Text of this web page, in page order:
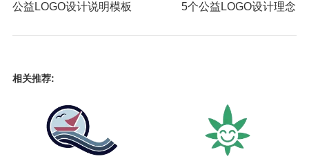
公益LOGO设计说明模板 5个公益LOGO设计理念
相关推荐: